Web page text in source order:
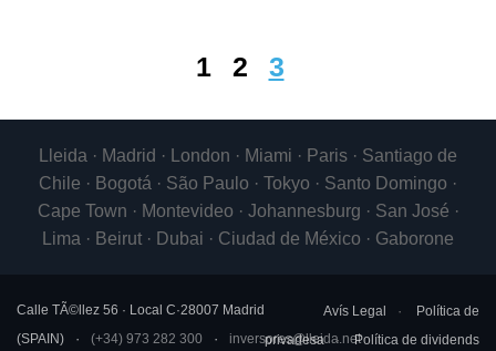
1 2 3
Lleida · Madrid · London · Miami · Paris · Santiago de
Chile · Bogotá · São Paulo · Tokyo · Santo Domingo ·
Cape Town · Montevideo · Johannesburg · San José ·
Lima · Beirut · Dubai · Ciudad de México · Gaborone
Calle TÃ©llez 56 · Local C·28007 Madrid
(SPAIN) (+34) 973 282 300 inversores@lleida.net
Avís Legal
Política de
privadesa
Política de dividends